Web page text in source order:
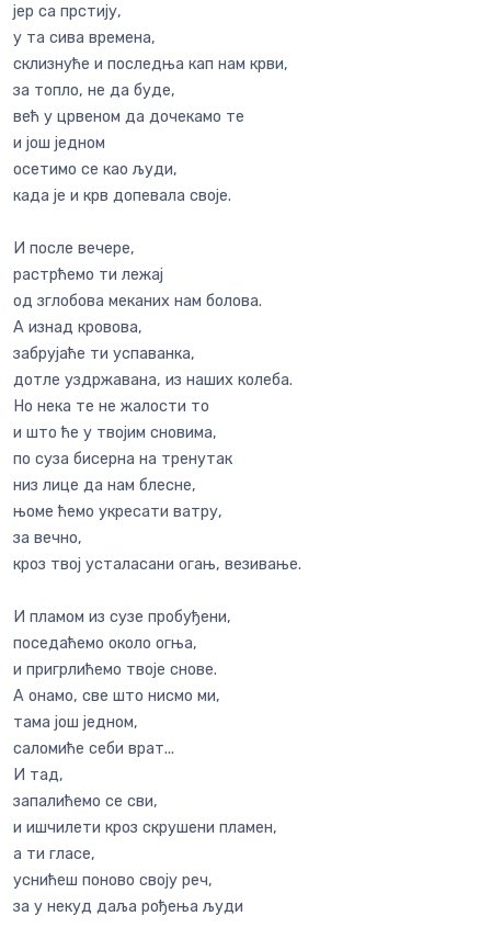
јер са прстију,
у та сива времена,
склизнуће и последња кап нам крви,
за топло, не да буде,
већ у црвеном да дочекамо те
и још једном
осетимо се као људи,
када је и крв допевала своје.
И после вечере,
растрћемо ти лежај
од зглобова меканих нам болова.
А изнад кровова,
забрујаће ти успаванка,
дотле уздржавана, из наших колеба.
Но нека те не жалости то
и што ће у твојим сновима,
по суза бисерна на тренутак
низ лице да нам блесне,
њоме ћемо укресати ватру,
за вечно,
кроз твој усталасани огањ, везивање.
И пламом из сузе пробуђени,
поседаћемо около огња,
и пригрлићемо твоје снове.
А онамо, све што нисмо ми,
тама још једном,
саломиће себи врат...
И тад,
запалићемо се сви,
и ишчилети кроз скрушени пламен,
а ти гласе,
уснићеш поново своју реч,
за у некуд даља рођења људи